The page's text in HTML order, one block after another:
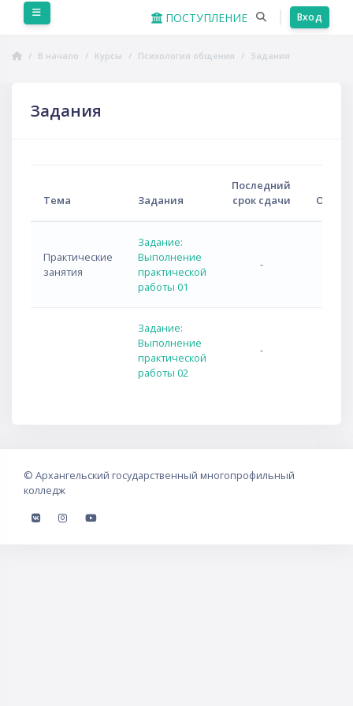
Перейти к основному содержанию
ПОСТУПЛЕНИЕ Вход
В начало Курсы Психология общения Задания
Задания
Тема Задания
Последний
срок сдачи
Ответ
Практические
занятия
Задание:
Выполнение
практической
работы 01
-
Задание:
Выполнение
практической
работы 02
-
© Архангельский государственный многопрофильный
колледж